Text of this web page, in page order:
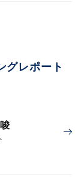
グレポート